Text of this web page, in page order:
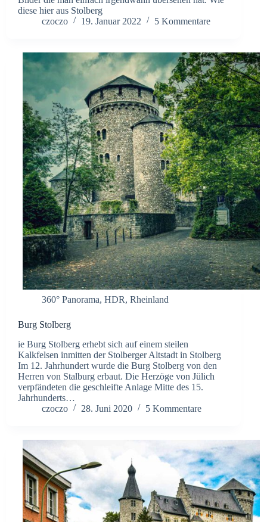
diese hier aus Stolberg
czoczo
19. Januar 2022 5 Kommentare
360° Panorama, HDR, Rheinland
Burg Stolberg
ie Burg Stolberg erhebt sich auf einem steilen
Kalkfelsen inmitten der Stolberger Altstadt in Stolberg
Im 12. Jahrhundert wurde die Burg Stolberg von den
Herren von Stalburg erbaut. Die Herzöge von Jülich
verpfändeten die geschleifte Anlage Mitte des 15.
Jahrhunderts…
czoczo
28. Juni 2020 5 Kommentare